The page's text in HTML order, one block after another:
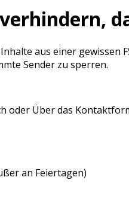
aus einer gewissen
Sender zu sperren.
oder Über das
an Feiertagen)